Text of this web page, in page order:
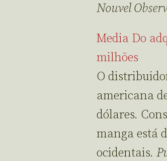
Nouvel
Media Do
milhões
O
americana
dólares.
manga está
ocidentais.